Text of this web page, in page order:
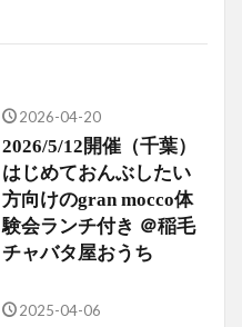
2026-04-20
2026/5/12開催（千葉）
はじめておんぶしたい
方向けのgran mocco体
験会ランチ付き ＠稲毛
チャバタ屋おうち
2025-04-06